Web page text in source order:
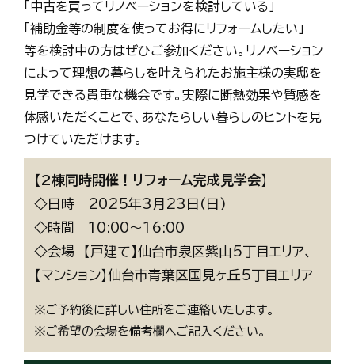
「中古を買ってリノベーションを検討している」
「補助金等の制度を使ってお得にリフォームしたい」
等を検討中の方はぜひご参加ください。リノベーション
によって理想の暮らしを叶えられたお施主様の実邸を
見学できる貴重な機会です。実際に断熱効果や質感を
体感いただくことで、あなたらしい暮らしのヒントを見
つけていただけます。
【 2棟同時開催！リフォーム完成見学会】
◇日時 2025年3月23日(日)
◇時間 10:00～16:00
◇会場 【戸建て】仙台市泉区紫山5丁目エリア、
【マンション】仙台市青葉区国見ヶ丘5丁目エリア
※ご予約後に詳しい住所をご連絡いたします。
※ご希望の会場を備考欄へご記入ください。